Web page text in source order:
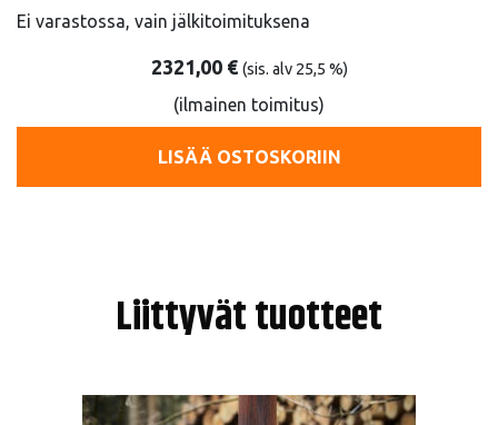
Ei varastossa, vain jälkitoimituksena
2321,00 € (sis. alv 25,5 %)
(ilmainen toimitus)
LISÄÄ OSTOSKORIIN
Liittyvät tuotteet